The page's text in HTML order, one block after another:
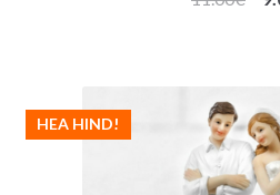
HEA HIND!